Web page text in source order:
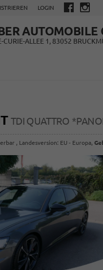
LOGIN
AUTOMOBILE
CURIE-ALLEE 1, 83052
TDI QUATTRO
, Landesversion: EU - Europa,